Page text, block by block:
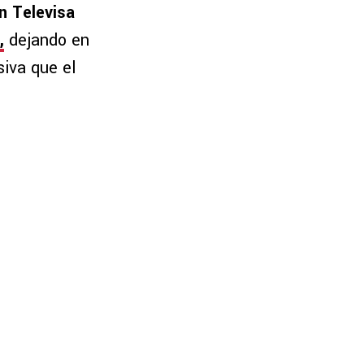
Televisa
dejando en
que el